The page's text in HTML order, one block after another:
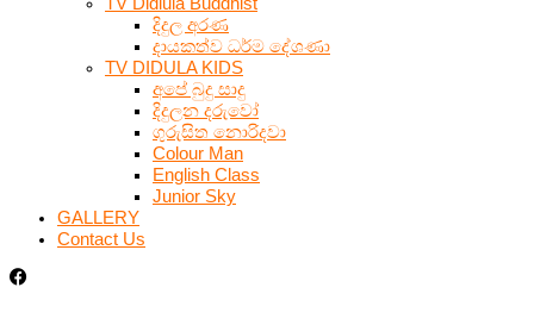
දිදුල අරණ
දායකත්ව ධර්ම දේශණා
TV DIDULA KIDS
අපේ බුදු සාදු
දිදුලන දරුවෝ
ගුරුසිත නොරිදවා
Colour Man
English Class
Junior Sky
GALLERY
Contact Us